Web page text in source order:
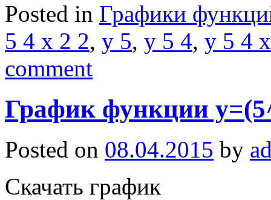
Posted in Графики
5 4 x 2 2, y 5, y 5 4, y 5 4 x
comment
График функции
Posted on 08.04.2015 by
Скачать график